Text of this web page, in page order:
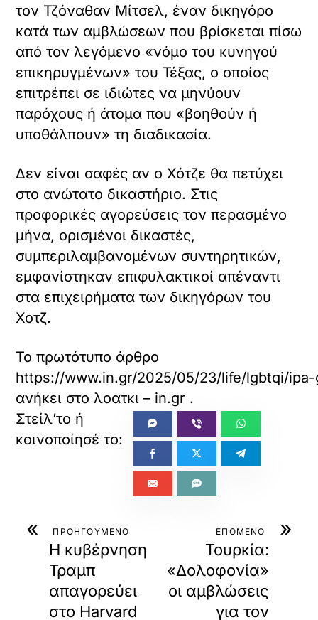
τον Τζόναθαν Μίτσελ, έναν δικηγόρο
κατά των αμβλώσεων που βρίσκεται πίσω
από τον λεγόμενο «νόμο του κυνηγού
επικηρυγμένων» του Τέξας, ο οποίος
επιτρέπει σε ιδιώτες να μηνύουν
παρόχους ή άτομα που «βοηθούν ή
υποθάλπουν» τη διαδικασία.
Δεν είναι σαφές αν ο Χότζε θα πετύχει
στο ανώτατο δικαστήριο. Στις
προφορικές αγορεύσεις τον περασμένο
μήνα, ορισμένοι δικαστές,
συμπεριλαμβανομένων συντηρητικών,
εμφανίστηκαν επιφυλακτικοί απέναντι
στα επιχειρήματα των δικηγόρων του
Χοτζ.
Το πρωτότυπο άρθρο
https://www.in.gr/2025/05/23/life/lgbtqi/
ανήκει στολοατκι – in.gr .
« ΠΡΟΗΓΟΥΜΕΝΟ
Η κυβέρνηση
Τραμπ
απαγορεύει
στο Harvard
»
ΕΠΟΜΕΝΟ
Τουρκία:
«Δολοφονία»
οι αμβλώσεις
για τον